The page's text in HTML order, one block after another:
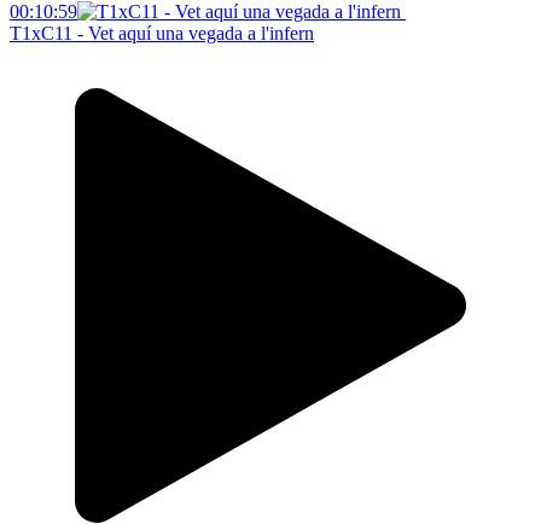
00:10:59
T1xC11 - Vet aquí una vegada a l'infern